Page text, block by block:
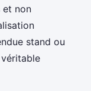
et non
stand ou